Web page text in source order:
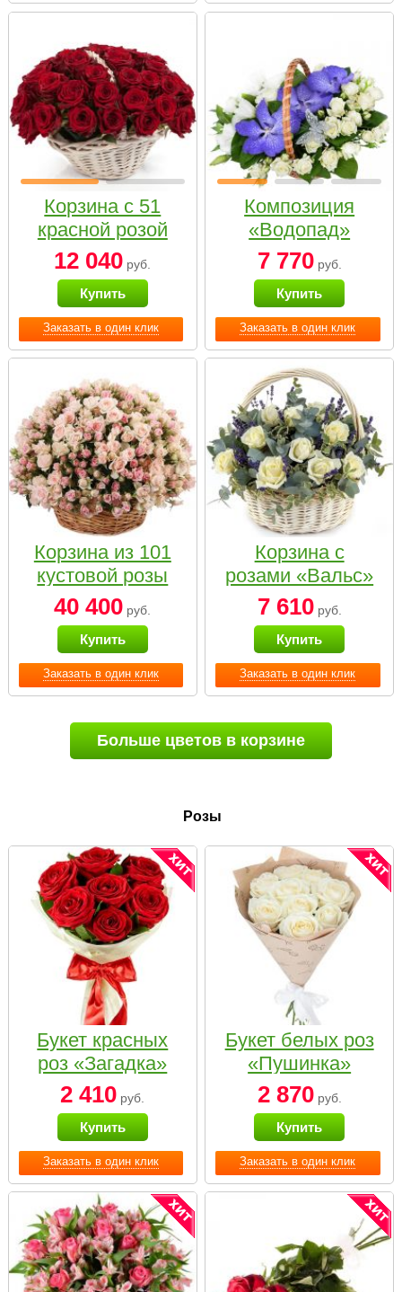
Заказать в один клик
Корзина с 51
красной розой
12 040 руб.
Купить
Заказать в один клик
Композиция
«Водопад»
7 770руб.
Купить
Заказать в один клик
Корзина из 101
кустовой розы
нежных тонов
40 400 руб.
Купить
Заказать в один клик
Корзина с
розами «Вальс»
7 610руб.
Купить
Больше цветов в корзине
Розы
Заказать в один клик
Букет красных
роз «Загадка»
2 410 руб.
Купить
Заказать в один клик
Букет белых роз
«Пушинка»
2 870руб.
Купить